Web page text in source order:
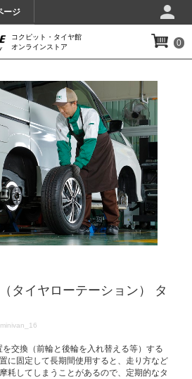
ージ
コクピット・タイヤ館
オンラインストア
0
タイヤローテーション） タ
交換（前輪と後輪を入れ替える等）する
に固定して長期間使用すると、走り方など
耗してしまうことがあるので、定期的なタ